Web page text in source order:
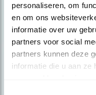
personaliseren, om
en om ons
informatie over uw
partners voor social
partners kunnen deze
informatie die u aan ze